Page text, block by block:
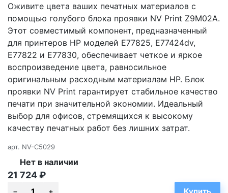
Оживите цвета ваших печатных материалов с
помощью голубого блока проявки NV Print Z9M02A.
Этот совместимый компонент, предназначенный
для принтеров HP моделей E77825, E77424dv,
E77822 и E77830, обеспечивает четкое и яркое
воспроизведение цвета, равносильное
оригинальным расходным материалам HP. Блок
проявки NV Print гарантирует стабильное качество
печати при значительной экономии. Идеальный
выбор для офисов, стремящихся к высокому
качеству печатных работ без лишних затрат.
арт. NV-C5029
Нет в наличии
21 724₽